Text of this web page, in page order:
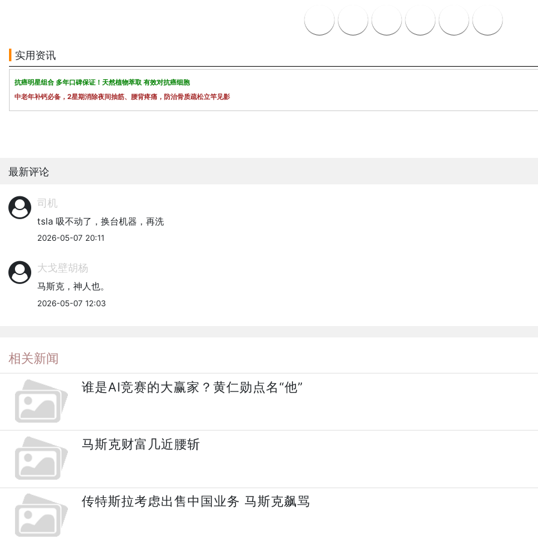
实用资讯
抗癌明星组合 多年口碑保证！天然植物萃取 有效对抗癌细胞
中老年补钙必备，2星期消除夜间抽筋、腰背疼痛，防治骨质疏松立竿见影
最新评论
司机
tsla 吸不动了，换台机器，再洗
2026-05-07 20:11
大戈壁胡杨
马斯克，神人也。
2026-05-07 12:03
相关新闻
谁是AI竞赛的大赢家？黄仁勋点名“他”
马斯克财富几近腰斩
传特斯拉考虑出售中国业务 马斯克飙骂